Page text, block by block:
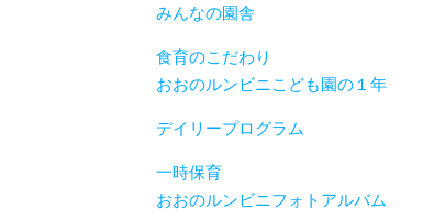
みんなの園舎
食育のこだわり
おおのルンビニこども園の１年
デイリープログラム
一時保育
おおのルンビニフォトアルバム